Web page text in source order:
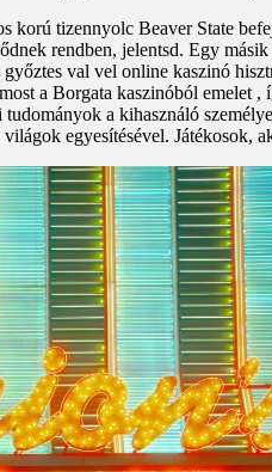
korú tizennyolc Beaver State
rendben, jelentsd. Egy
val vel online kaszinó
a Borgata kaszinóból emelet
a kihasználó
egyesítésével.